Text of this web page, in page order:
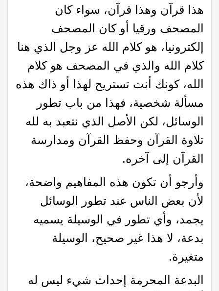
هذا قرآن وهذا قرآن، سواء كان
المصحف ورقيا أو كان المصحف
إلكترونيا، هو كلام الله عز وجل الذي هنا
كلام الله والذي في المصحف هو كلام
الله، كونك أنت تستريح لهذا أو ذاك هذه
مسألة شخصية، فهذا من باب تطور
الوسائل، لكن الأصل الذي نتعبد به لله
تلاوة القرآن وحفظ القرآن ومدارسة
القرآن إلى آخره.
وأرجو أن تكون هذه المفاهيم واضحة،
لأن بعض الناس عند تطور الوسائل
يجمد، وأي تطور في الوسيلة يسميه
بدعة، لا هذا غير صحيح، الوسيلة
متغيرة.
البدعة المحرمة إحداث شيء ليس له